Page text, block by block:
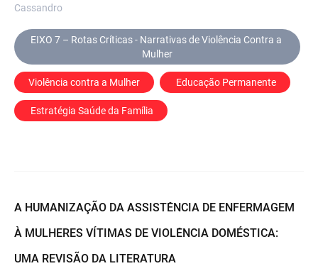
Cassandro
EIXO 7 – Rotas Críticas - Narrativas de Violência Contra a
Mulher
Violência contra a Mulher Educação Permanente
Estratégia Saúde da Família
A HUMANIZAÇÃO DA ASSISTÊNCIA DE ENFERMAGEM
À MULHERES VÍTIMAS DE VIOLÊNCIA DOMÉSTICA:
UMA REVISÃO DA LITERATURA